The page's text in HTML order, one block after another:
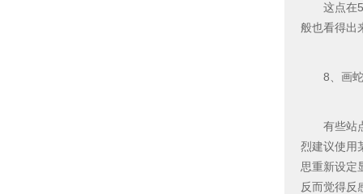
这点在
般也看得出
8、画蛇
有些站点
烈建议使用
思重新设定
反而觉得反